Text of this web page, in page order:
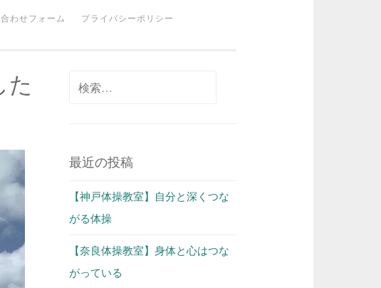
わせフォーム プライバシーポリシー
た
最近の投稿
【神戸体操教室】自分と深くつな
がる体操
【奈良体操教室】身体と心はつな
がっている